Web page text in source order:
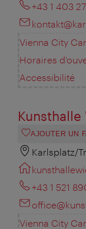
+43 1 403
Vienna City
Horaires
Accessibilité
AJOUTER UN
Karlsplatz/
+43 1 521
Vienna City